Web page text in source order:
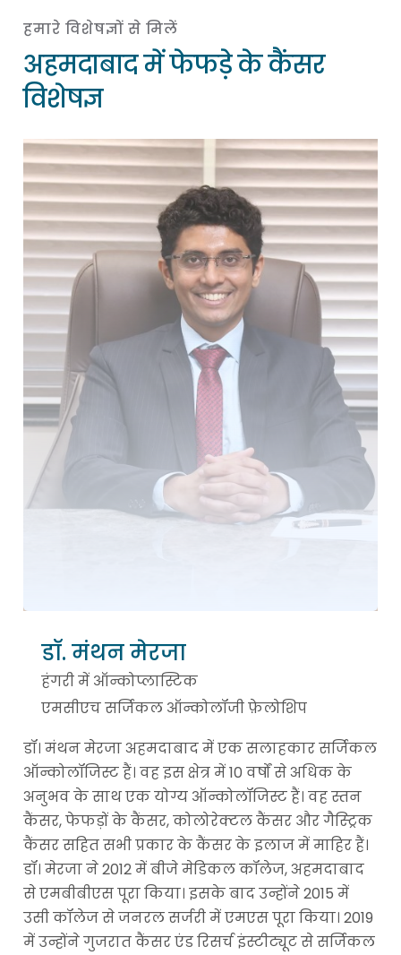
हमारे विशेषज्ञों से मिलें
अहमदाबाद में फेफड़े के कैंसर
विशेषज्ञ
डॉ. मंथन मेरजा
हंगरी में ऑन्कोप्लास्टिक
एमसीएच सर्जिकल ऑन्कोलॉजी फ़ेलोशिप
डॉ। मंथन मेरजा अहमदाबाद में एक सलाहकार सर्जिकल
ऑन्कोलॉजिस्ट हैं। वह इस क्षेत्र में 10 वर्षों से अधिक के
अनुभव के साथ एक योग्य ऑन्कोलॉजिस्ट हैं। वह स्तन
कैंसर, फेफड़ों के कैंसर, कोलोरेक्टल कैंसर और गैस्ट्रिक
कैंसर सहित सभी प्रकार के कैंसर के इलाज में माहिर हैं।
डॉ। मेरजा ने 2012 में बीजे मेडिकल कॉलेज, अहमदाबाद
से एमबीबीएस पूरा किया। इसके बाद उन्होंने 2015 में
उसी कॉलेज से जनरल सर्जरी में एमएस पूरा किया। 2019
में उन्होंने गुजरात कैंसर एंड रिसर्च इंस्टीट्यूट से सर्जिकल